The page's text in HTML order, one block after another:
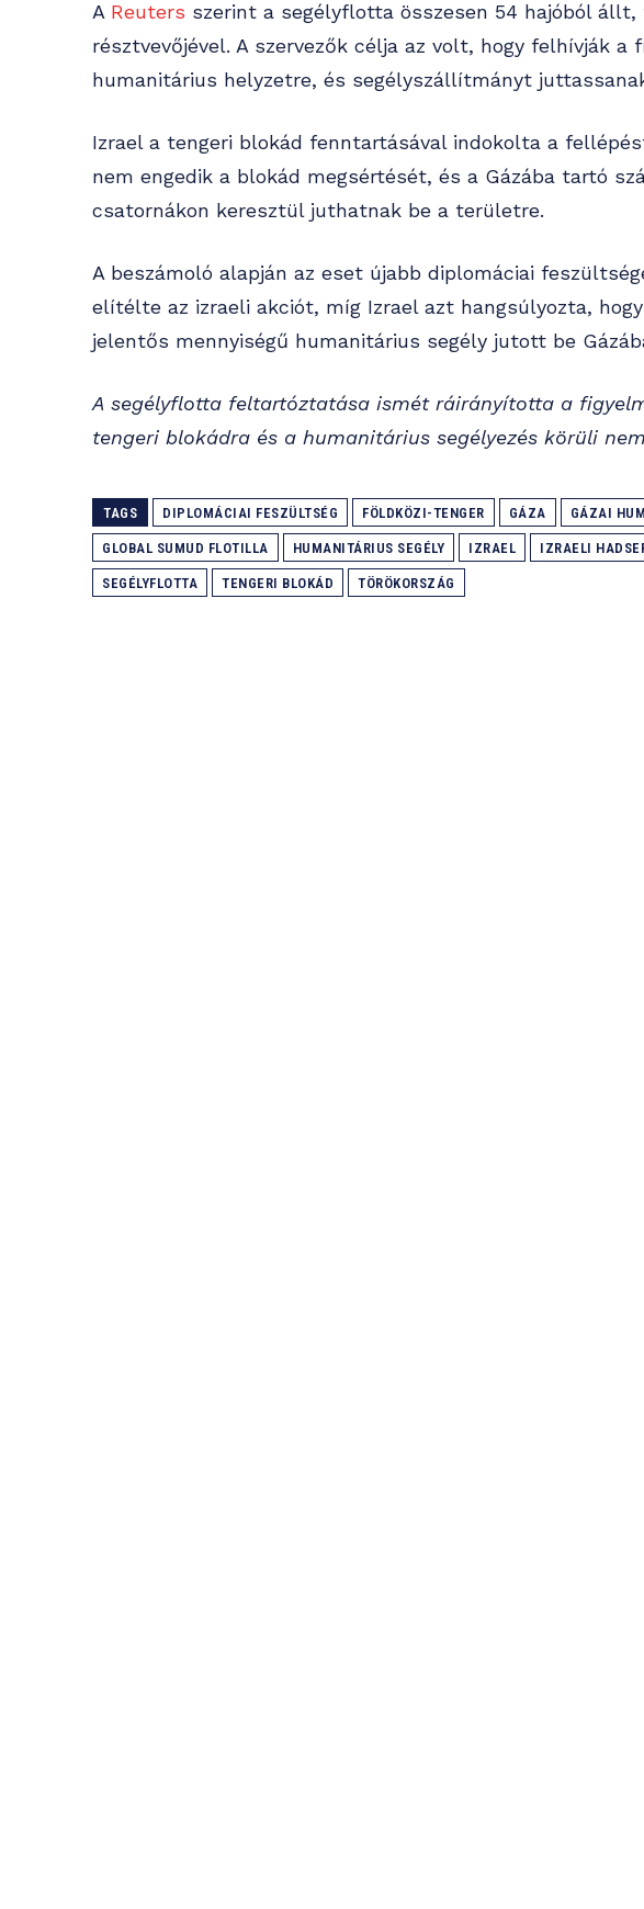
A Reuters szerint a segélyflotta összesen 54 hajóból állt,
résztvevőjével. A szervezők célja az volt, hogy felhívják a
humanitárius helyzetre, és segélyszállítmányt
Izrael a tengeri blokád fenntartásával indokolta a
nem engedik a blokád megsértését, és a Gázába tartó
csatornákon keresztül juthatnak be a területre.
A beszámoló alapján az eset újabb diplomáciai
elítélte az izraeli akciót, míg Izrael azt hangsúlyozta,
jelentős mennyiségű humanitárius segély jutott be
A segélyflotta feltartóztatása ismét ráirányította a
tengeri blokádra és a humanitárius segélyezés körüli
TAGS DIPLOMÁCIAI FESZÜLTSÉG FÖLDKÖZI-TENGER GÁZA GÁZAI
GLOBAL SUMUD FLOTILLA HUMANITÁRIUS SEGÉLY IZRAEL IZRAELI
SEGÉLYFLOTTA TENGERI BLOKÁD TÖRÖKORSZÁG